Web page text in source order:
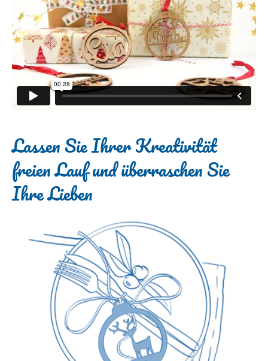
Lassen Sie Ihrer Kreativität
freien Lauf und überraschen Sie
Ihre Lieben